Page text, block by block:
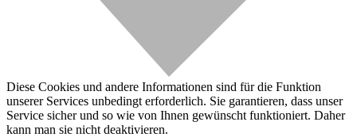
Diese Cookies und andere Informationen sind für die Funktion
unserer Services unbedingt erforderlich. Sie garantieren, dass unser
Service sicher und so wie von Ihnen gewünscht funktioniert. Daher
kann man sie nicht deaktivieren.